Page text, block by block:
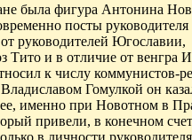
была фигура Антонина
посты
руководителей Югославии,
Тито и в отличие от венгра
к числу коммунистов-
Гомулкой он
именно при Новотном в
привели, в конечном
в личности